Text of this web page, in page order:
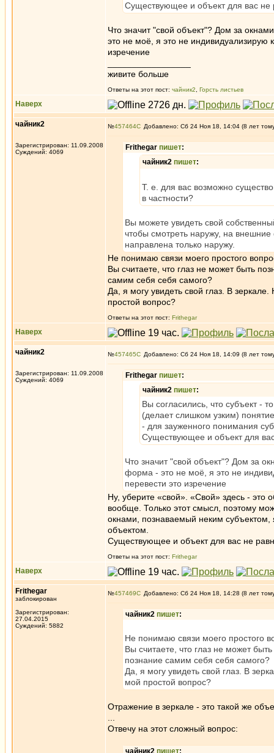
Существующее и объект для вас не
Что значит "свой объект"? Дом за
это не моё, я это не индивидуализирую
изречение
живите больше
Ответы на этот пост: чайник2 Горсть листьев
Наверх
чайник2
Зарегистрирован: 11.09.2008
Суждений: 4069
№457464 Добавлено: Сб 24 Ноя 18, 14:04 (8 лет
Frithegar пишет:
чайник2 пишет:
Т. е. для вас возможно
в частности?
Вы можете увидеть свой
чтобы смотреть наружу, на
направлена только наружу.
Не понимаю связи моего простого
Вы считаете, что глаз не может быть
самим себя себя самого?
Да, я могу увидеть свой глаз. В
простой вопрос?
Ответы на этот пост: Frithegar
Наверх
чайник2
Зарегистрирован: 11.09.2008
Суждений: 4069
№457465 Добавлено: Сб 24 Ноя 18, 14:09 (8 лет
Frithegar пишет:
чайник2 пишет:
Вы согласились, что субъект -
(делает слишком узким)
- для зауженного понимания
Существующее и объект для
Что значит "свой объект"? Дом за
форма - это не моё, я это не
перевести это изречение
Ну, уберите «свой». «Свой» здесь - это
вообще. Только этот смысл, поэтому
окнами, познаваемый неким субъектом,
объектом.
Существующее и объект для вас не
Ответы на этот пост: Frithegar
Наверх
Frithegar
заблокирован
Зарегистрирован:
27.04.2015
Суждений: 5882
№457469 Добавлено: Сб 24 Ноя 18, 14:28 (8 лет
чайник2 пишет:
Не понимаю связи моего простого
Вы считаете, что глаз не может
познание самим себя себя самого?
Да, я могу увидеть свой глаз. В
мой простой вопрос?
Отражение в зеркале - это такой же
Отвечу на этот сложный вопрос:
чайник2 пишет: